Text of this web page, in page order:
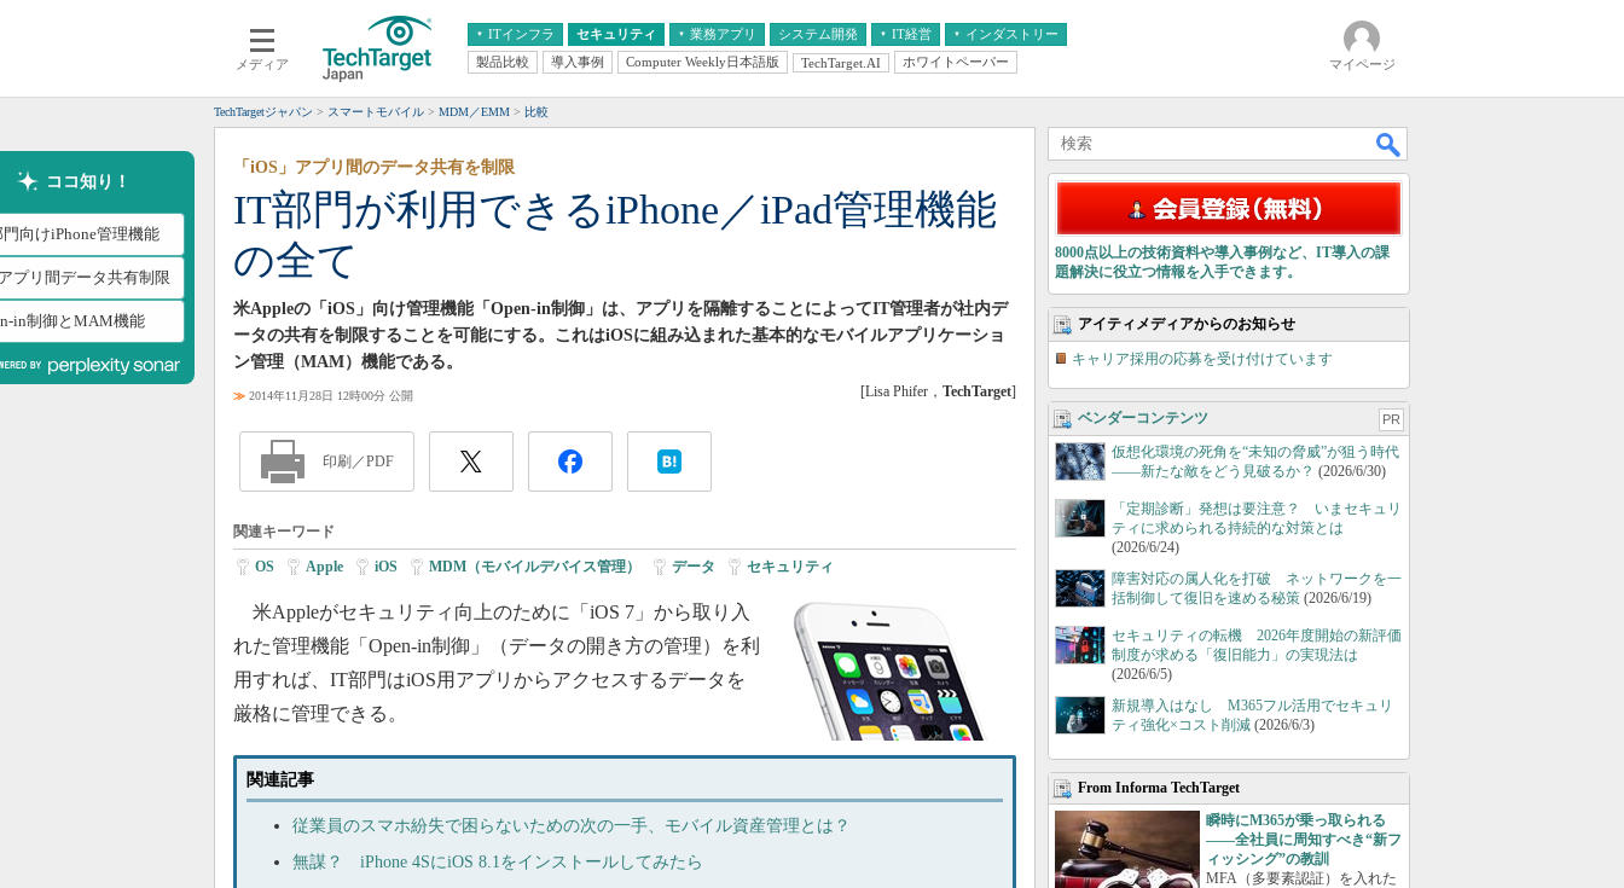
メディア
ITインフラ
クラウド
スマートモバイル
ネットワーク
システム運用管理
セキュリティ 業務アプリ
エンタープライズAI
ERP
CX
情報系システム
システム開発 IT経営
経営とIT
インダストリー
医療IT
製品比較 導入事例 Computer Weekly日本語版 TechTarget.AI ホワイトペーパー マイページ
TechTargetジャパン スマートモバイル MDM／EMM 比較
ココ知り！
向けiPhone管理機能
プリ間データ共有制限
in制御とMAM機能
IT部門が利用できるiPhone／iPad管理機能
の全て
「iOS」アプリ間のデータ共有を制限
米Appleの「iOS」向け管理機能「Open-in制御」は、アプリを隔離することによってIT管理者が社内デ
ータの共有を制限することを可能にする。これはiOSに組み込まれた基本的なモバイルアプリケーショ
ン管理（MAM）機能である。
≫ 2014年11月28日 12時00分 公開 [Lisa Phifer， TechTarget]
印刷／PDF
関連キーワード
OS Apple iOS MDM（モバイルデバイス管理） データ セキュリティ
米Appleがセキュリティ向上のために「iOS 7」から取り入
れた管理機能「Open-in制御」（データの開き方の管理）を利
用すれば、IT部門はiOS用アプリからアクセスするデータを
厳格に管理できる。
関連記事
従業員のスマホ紛失で困らないための次の一手、モバイル資産管理とは？
無謀？ iPhone 4SにiOS 8.1をインストールしてみたら
8000点以上の技術資料や導入事例など、IT導入の課
題解決に役立つ情報を入手できます。
アイティメディアからのお知らせ
キャリア採用の応募を受け付けています
ベンダーコンテンツ PR
仮想化環境の死角を“未知の脅威”が狙う時代
――新たな敵をどう見破るか？ (2026/6/30)
「定期診断」発想は要注意？ いまセキュリ
ティに求められる持続的な対策とは
(2026/6/24)
障害対応の属人化を打破 ネットワークを一
括制御して復旧を速める秘策 (2026/6/19)
セキュリティの転機 2026年度開始の新評価
制度が求める「復旧能力」の実現法は
(2026/6/5)
新規導入はなし M365フル活用でセキュリ
ティ強化×コスト削減 (2026/6/3)
From Informa TechTarget
瞬時にM365が乗っ取られる
――全社員に周知すべき“新フ
ィッシング”の教訓
MFA（多要素認証）を入れた